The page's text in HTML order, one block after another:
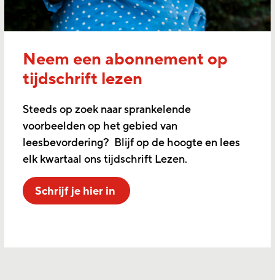
Neem een abonnement op
tijdschrift lezen
Steeds op zoek naar sprankelende
voorbeelden op het gebied van
leesbevordering? Blijf op de hoogte en lees
elk kwartaal ons tijdschrift Lezen.
Schrijf je hier in